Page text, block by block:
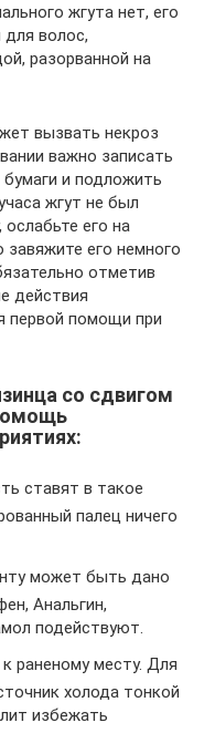
жгута нет, его
волос,
разорванной на
вызвать некроз
важно записать
и подложить
жгут не был
его на
его немного
отметив
действия
первой помощи при
со сдвигом
ставят в такое
палец ничего
может быть дано
Анальгин,
подействуют.
раненому месту. Для
холода тонкой
избежать